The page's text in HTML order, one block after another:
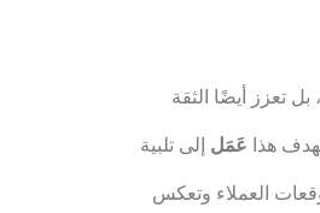
تعزز أيضًا الثقة
هذا عَمَل إلى تلبية
العملاء وتعكس